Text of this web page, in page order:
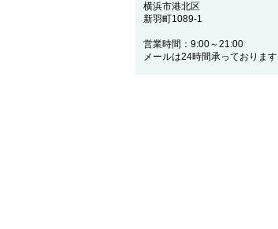
横浜市港北区
新羽町1089-1
営業時間：9:00～21:00
メールは24時間承っております